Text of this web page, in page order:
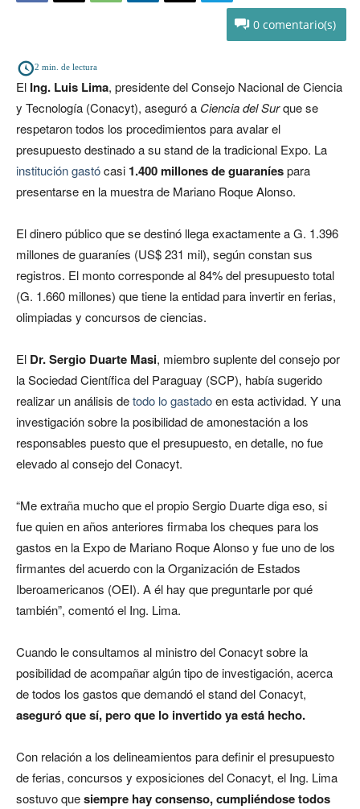
0
2 min. de lectura
El Ing. Luis Lima, presidente del Consejo Nacional de Ciencia
y Tecnología (Conacyt), aseguró a Ciencia del Surque se
respetaron todos los procedimientos para avalar el
presupuesto destinado a su stand de la tradicional Expo. La
institución gastócasi 1.400 millones de guaraníespara
presentarse en la muestra de Mariano Roque Alonso.
El dinero público que se destinó llega exactamente a G. 1.396
millones de guaraníes (US$ 231 mil), según constan sus
registros. El monto corresponde al 84% del presupuesto total
(G. 1.660 millones) que tiene la entidad para invertir en ferias,
olimpiadas y concursos de ciencias.
El Dr. Sergio Duarte Masi, miembro suplente del consejo por
la Sociedad Científica del Paraguay (SCP), había sugerido
realizar un análisis detodo lo gastadoen esta actividad. Y una
investigación sobre la posibilidad de amonestación a los
responsables puesto que el presupuesto, en detalle, no fue
elevado al consejo del Conacyt.
“Me extraña mucho que el propio Sergio Duarte diga eso, si
fue quien en años anteriores firmaba los cheques para los
gastos en la Expo de Mariano Roque Alonso y fue uno de los
firmantes del acuerdo con la Organización de Estados
Iberoamericanos (OEI). A él hay que preguntarle por qué
también”, comentó el Ing. Lima.
Cuando le consultamos al ministro del Conacyt sobre la
posibilidad de acompañar algún tipo de investigación, acerca
de todos los gastos que demandó el stand del Conacyt,
aseguró que sí, pero que lo invertido ya está hecho.
Con relación a los delineamientos para definir el presupuesto
de ferias, concursos y exposiciones del Conacyt, el Ing. Lima
sostuvo quesiempre hay consenso, cumpliéndose todos